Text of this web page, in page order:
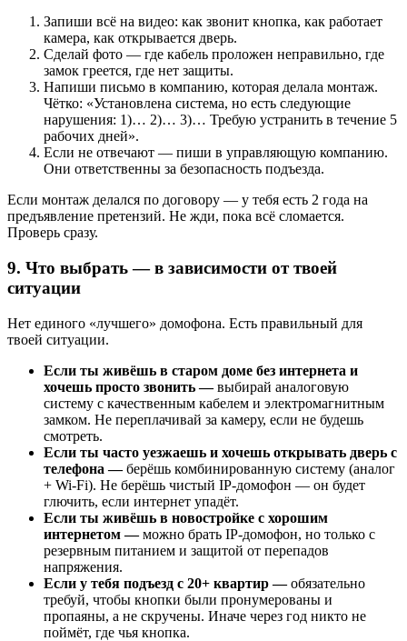
Запиши всё на видео: как звонит кнопка, как работает
камера, как открывается дверь.
Сделай фото — где кабель проложен неправильно, где
замок греется, где нет защиты.
Напиши письмо в компанию, которая делала монтаж.
Чётко: «Установлена система, но есть следующие
нарушения: 1)… 2)… 3)… Требую устранить в течение 5
рабочих дней».
Если не отвечают — пиши в управляющую компанию.
Они ответственны за безопасность подъезда.
Если монтаж делался по договору — у тебя есть 2 года на
предъявление претензий. Не жди, пока всё сломается.
Проверь сразу.
9. Что выбрать — в зависимости от твоей
ситуации
Нет единого «лучшего» домофона. Есть правильный для
твоей ситуации.
Если ты живёшь в старом доме без интернета и
хочешь просто звонить —выбирай аналоговую
систему с качественным кабелем и электромагнитным
замком. Не переплачивай за камеру, если не будешь
смотреть.
Если ты часто уезжаешь и хочешь открывать дверь с
телефона —берёшь комбинированную систему (аналог
+ Wi-Fi). Не берёшь чистый IP-домофон — он будет
глючить, если интернет упадёт.
Если ты живёшь в новостройке с хорошим
интернетом —можно брать IP-домофон, но только с
резервным питанием и защитой от перепадов
напряжения.
Если у тебя подъезд с 20+ квартир —обязательно
требуй, чтобы кнопки были пронумерованы и
пропаяны, а не скручены. Иначе через год никто не
поймёт, где чья кнопка.